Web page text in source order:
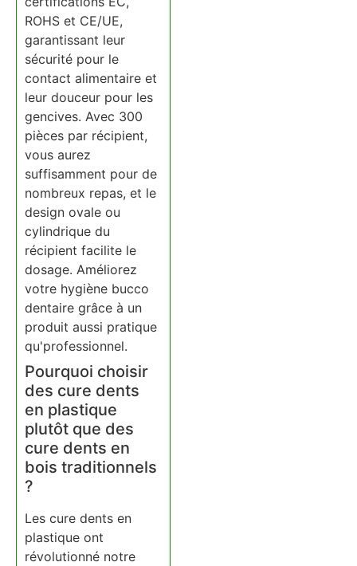
ROHS et CE/UE,
garantissant leur
sécurité pour le
contact alimentaire et
leur douceur pour les
gencives. Avec 300
pièces par récipient,
vous aurez
suffisamment pour de
nombreux repas, et le
design ovale ou
cylindrique du
récipient facilite le
dosage. Améliorez
votre hygiène bucco
dentaire grâce à un
produit aussi pratique
qu'professionnel.
Pourquoi choisir
des cure dents
en plastique
plutôt que des
cure dents en
bois traditionnels
?
Les cure dents en
plastique ont
révolutionné notre